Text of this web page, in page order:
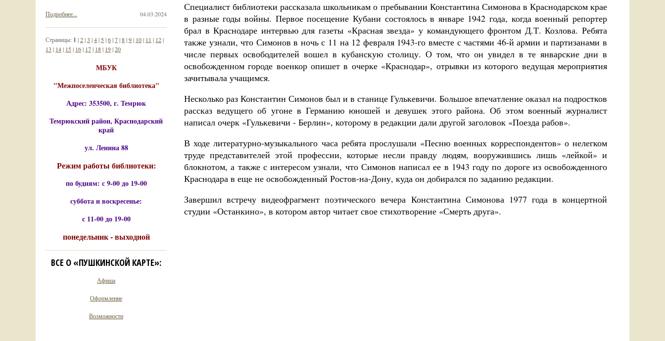
Специалист библиотеки рассказала школьникам о пребывании Константина Симонова в Краснодарском крае
в разные годы войны. Первое посещение Кубани состоялось в январе 1942 года, когда военный репортер
брал в Краснодаре интервью для газеты «Красная звезда» у командующего фронтом Д.Т. Козлова. Ребята
также узнали, что Симонов в ночь с 11 на 12 февраля 1943-го вместе с частями 46-й армии и партизанами в
числе первых освободителей вошел в кубанскую столицу. О том, что он увидел в те январские дни в
освобожденном городе военкор опишет в очерке «Краснодар», отрывки из которого ведущая мероприятия
зачитывала учащимся.
Несколько раз Константин Симонов был и в станице Гулькевичи. Большое впечатление оказал на подростков
рассказ ведущего об угоне в Германию юношей и девушек этого района. Об этом военный журналист
написал очерк «Гулькевичи - Берлин», которому в редакции дали другой заголовок «Поезда рабов».
В ходе литературно-музыкального часа ребята прослушали «Песню военных корреспондентов» о нелегком
труде представителей этой профессии, которые несли правду людям, вооружившись лишь «лейкой» и
блокнотом, а также с интересом узнали, что Симонов написал ее в 1943 году по дороге из освобожденного
Краснодара в еще не освобожденный Ростов-на-Дону, куда он добирался по заданию редакции.
Завершил встречу видеофрагмент поэтического вечера Константина Симонова 1977 года в концертной
студии «Останкино», в котором автор читает свое стихотворение «Смерть друга».
04.03.2024
Подробнее...
Страницы: 1 |2|3 |4| 5|6|7|8|9| 10| 11 | 12|
13 | 14| 15| 16| 17| 18| 19|20
МБУК
"Межпоселенческая библиотека"
Адрес: 353500, г. Темрюк
Темрюкский район, Краснодарский
край
ул. Ленина 88
Режим работы библиотеки:
по будням: с 9-00 до 19-00
суббота и воскресенье:
с 11-00 до 19-00
понедельник - выходной
ВСЕ О «ПУШКИНСКОЙ КАРТЕ»:
Афиша
Оформление
Возможности